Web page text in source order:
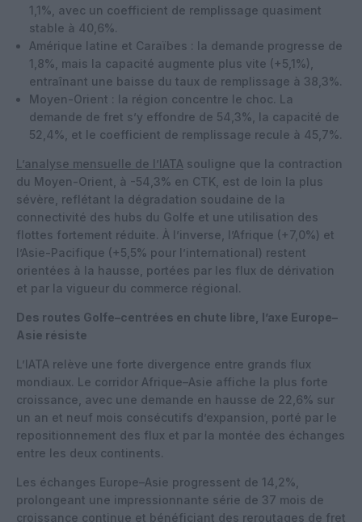
1,1%, avec un coefficient de remplissage quasiment
stable à 40,6%.
Amérique latine et Caraïbes : la demande progresse de
1,8%, mais la capacité augmente plus vite (+5,1%),
entraînant une baisse du taux de remplissage à 38,3%.
Moyen-Orient : la région concentre le choc. La
demande de fret s’y effondre de 54,3%, la capacité de
52,4%, et le coefficient de remplissage recule à 45,7%.
L’analyse mensuelle de l’IATA souligne que la contraction
du Moyen-Orient, à -54,3% en CTK, est de loin la plus
sévère, reflétant la dégradation soudaine de la
connectivité des hubs du Golfe et une utilisation des
flottes fortement réduite. À l’inverse, l’Afrique (+7,0%) et
l’Asie-Pacifique (+5,5% pour l’international) restent
orientées à la hausse, portées par les flux de dérivation
et par la vigueur du commerce régional.
Des routes Golfe–centrées en chute libre, l’axe Europe–
Asie résiste
L’IATA relève une forte divergence entre grands flux
mondiaux. Le corridor Afrique–Asie affiche la plus forte
croissance, avec une demande en hausse de 22,6% sur
un an et neuf mois consécutifs d’expansion, porté par le
repositionnement des flux et par la montée des échanges
entre les deux continents.
Les échanges Europe–Asie progressent de 14,2%,
prolongeant une impressionnante série de 37 mois de
croissance continue et bénéficiant des reroutages de fret